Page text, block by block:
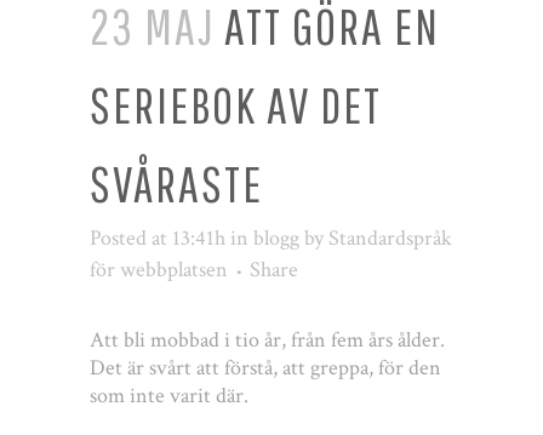
23 MAJ ATT GÖRA EN
SERIEBOK AV DET
SVÅRASTE
Posted at 13:41h in bloggby Standardspråk
för webbplatsen
Share
Att bli mobbad i tio år, från fem års ålder.
Det är svårt att förstå, att greppa, för den
som inte varit där.